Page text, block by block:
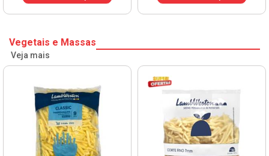
Vegetais e Massas
Veja mais